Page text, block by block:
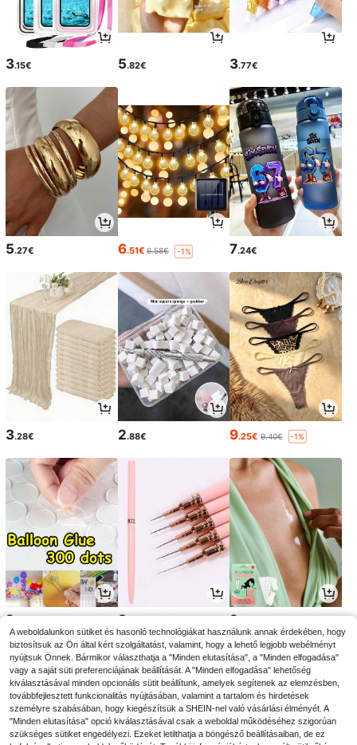
3.15€ 5.82€ 3.77€
5.27€ 6.51€ 6.58€ -1% 7.24€
3.28€ 2.88€ 9.25€ 9.40€ -1%
2 3 2
A weboldalunkon sütiket és hasonló technológiákat használunk annak érdekében, hogy
biztosítsuk az Ön által kért szolgáltatást, valamint, hogy a lehető legjobb webélményt
nyújtsuk Önnek. Bármikor választhatja a "Minden elutasítása", a "Minden elfogadása"
vagy a saját süti preferenciájának beállítását. A "Minden elfogadása" lehetőség
kiválasztásával minden opcionális sütit beállítunk, amelyek segítenek az elemzésben,
továbbfejlesztett funkcionalitás nyújtásában, valamint a tartalom és hirdetések
személyre szabásában, hogy kiegészítsük a SHEIN-nel való vásárlási élményét. A
"Minden elutasítása" opció kiválasztásával csak a weboldal működéséhez szigorúan
szükséges sütiket engedélyezi. Ezeket letilthatja a böngésző beállításaiban, de ez